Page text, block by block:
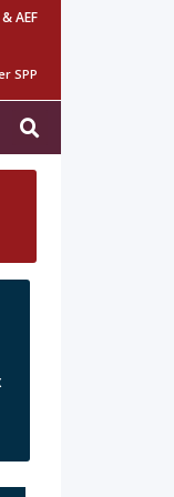
AEF
SPP